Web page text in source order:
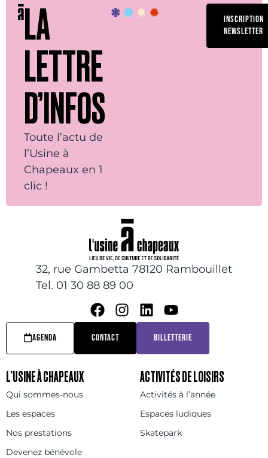
LA
LETTRE
D’INFOS
Toute l’actu de
l’Usine à
Chapeaux en 1
clic !
INSCRIPTION
NEWSLETTER
32, rue Gambetta 78120 Rambouillet
Tel. 01 30 88 89 00
AGENDA CONTACT BILLETTERIE
L’USINE À CHAPEAUX
Qui sommes-nous
Les espaces
Nos prestations
Devenez bénévole
ACTIVITÉS DE LOISIRS
Activités à l’année
Espaces ludiques
Skatepark